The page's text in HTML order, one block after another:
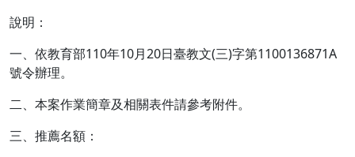
說明：
一、依教育部110年10月20日臺教文(三)字第1100136871A
號令辦理。
二、本案作業簡章及相關表件請參考附件。
三、推薦名額：